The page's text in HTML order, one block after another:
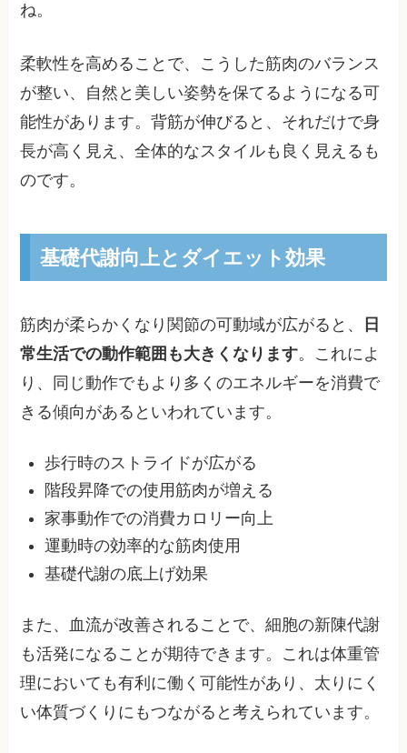
ね。
柔軟性を高めることで、こうした筋肉のバランス
が整い、自然と美しい姿勢を保てるようになる可
能性があります。背筋が伸びると、それだけで身
長が高く見え、全体的なスタイルも良く見えるも
のです。
基礎代謝向上とダイエット効果
筋肉が柔らかくなり関節の可動域が広がると、
日
常生活での動作範囲も大きくなります。これによ
り、同じ動作でもより多くのエネルギーを消費で
きる傾向があるといわれています。
歩行時のストライドが広がる
階段昇降での使用筋肉が増える
家事動作での消費カロリー向上
運動時の効率的な筋肉使用
基礎代謝の底上げ効果
また、血流が改善されることで、細胞の新陳代謝
も活発になることが期待できます。これは体重管
理においても有利に働く可能性があり、太りにく
い体質づくりにもつながると考えられています。